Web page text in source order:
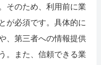
そのため、利用前に業
が必須です。具体的に
、第三者への情報提供
。また、信頼できる業